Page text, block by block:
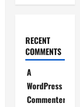
RECENT
COMMENTS
A
WordPress
Commenter